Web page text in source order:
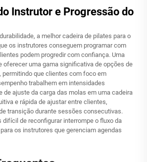
Instrutor e Progressão do
a melhor cadeira de pilates para o
os instrutores conseguem programar com
podem progredir com confiança. Uma
oferecer uma gama significativa de opções de
permitindo que clientes com foco em
trabalhem em intensidades
de ajuste da carga das molas em uma cadeira
e rápida de ajustar entre clientes,
transição durante sessões consecutivas.
difícil de reconfigurar interrompe o fluxo da
os instrutores que gerenciam agendas